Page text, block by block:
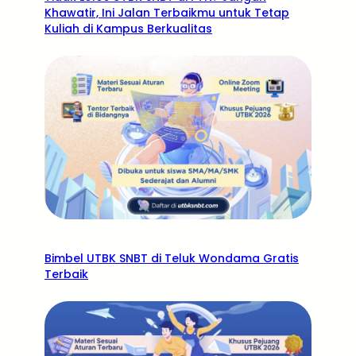
Khawatir, Ini Jalan Terbaikmu untuk Tetap
Kuliah di Kampus Berkualitas
Bimbel UTBK SNBT di Teluk Wondama Gratis
Terbaik